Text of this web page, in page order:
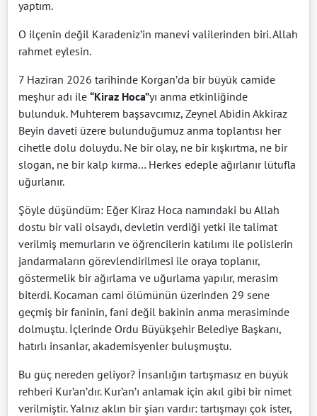
yaptım.
O ilçenin değil Karadeniz’in manevi valilerinden biri. Allah
rahmet eylesin.
7 Haziran 2026 tarihinde Korgan’da bir büyük camide
meşhur adı ile “Kiraz Hoca”yı anma etkinliğinde
bulunduk. Muhterem başsavcımız, Zeynel Abidin Akkiraz
Beyin daveti üzere bulunduğumuz anma toplantısı her
cihetle dolu doluydu. Ne bir olay, ne bir kışkırtma, ne bir
slogan, ne bir kalp kırma… Herkes edeple ağırlanır lütufla
uğurlanır.
Şöyle düşündüm: Eğer Kiraz Hoca namındaki bu Allah
dostu bir vali olsaydı, devletin verdiği yetki ile talimat
verilmiş memurların ve öğrencilerin katılımı ile polislerin
jandarmaların görevlendirilmesi ile oraya toplanır,
göstermelik bir ağırlama ve uğurlama yapılır, merasim
biterdi. Kocaman cami ölümünün üzerinden 29 sene
geçmiş bir faninin, fani değil bakinin anma merasiminde
dolmuştu. İçlerinde Ordu Büyükşehir Belediye Başkanı,
hatırlı insanlar, akademisyenler buluşmuştu.
Bu güç nereden geliyor? İnsanlığın tartışmasız en büyük
rehberi Kur’an’dır. Kur’an’ı anlamak için akıl gibi bir nimet
verilmiştir. Yalnız aklın bir şiarı vardır: tartışmayı çok ister,